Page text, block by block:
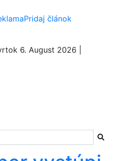
Pridaj článok
6. August 2026 |